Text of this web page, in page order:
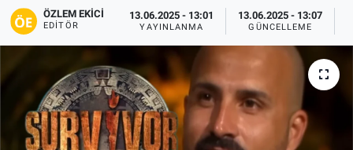
ÖZLEM EKICI
EDITÖR
13.06.2025 - 13:01
YAYINLANMA
13.06.2025 - 13:07
GÜNCELLEME
Turizm
Kültür - Sanat
Yaşam
Haber Arşivi